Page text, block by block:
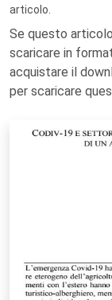
articolo.
Se questo
scaricare in
acquistare il
per scaricare